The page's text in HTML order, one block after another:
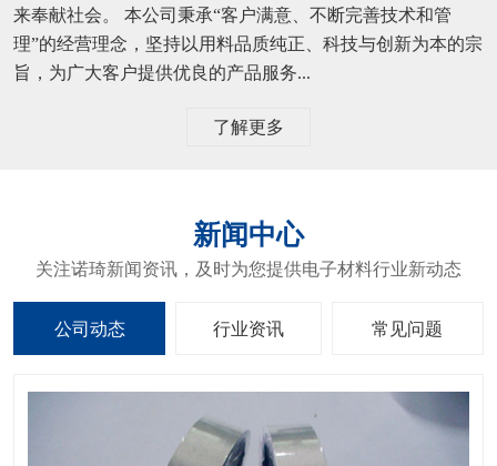
来奉献社会。 本公司秉承“客户满意、不断完善技术和管
理”的经营理念，坚持以用料品质纯正、科技与创新为本的宗
旨，为广大客户提供优良的产品服务...
了解更多
新闻中心
关注诺琦新闻资讯，及时为您提供电子材料行业新动态
公司动态 行业资讯 常见问题